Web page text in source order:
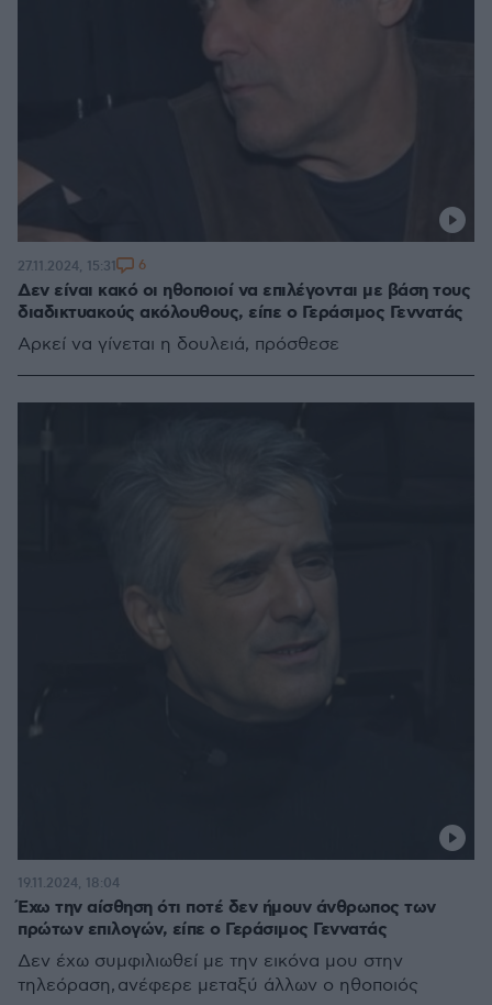
Δεν είναι κακό οι ηθοποιοί να επιλέγονται με βάση τους
διαδικτυακούς ακόλουθους, είπε ο Γεράσιμος Γεννατάς
Αρκεί να γίνεται η δουλειά, πρόσθεσε
27.11.2024, 15:31 6
Έχω την αίσθηση ότι ποτέ δεν ήμουν άνθρωπος των
πρώτων επιλογών, είπε ο Γεράσιμος Γεννατάς
Δεν έχω συμφιλιωθεί με την εικόνα μου στην
τηλεόραση, ανέφερε μεταξύ άλλων ο ηθοποιός
19.11.2024, 18:04